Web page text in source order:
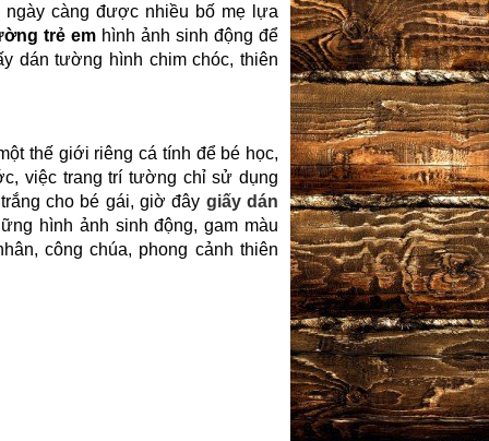
càng được nhiều bố mẹ lựa
trẻ em hình ảnh sinh động để
dán tường hình chim chóc, thiên
thế giới riêng cá tính để bé học,
việc trang trí tường chỉ sử dụng
cho bé gái, giờ đây giấy dán
hình ảnh sinh động, gam màu
công chúa, phong cảnh thiên